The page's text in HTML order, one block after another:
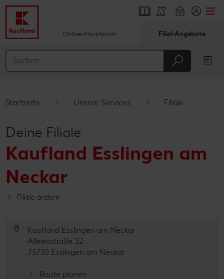
Hauptinhalt
Online-Marktplatz Filial-Angebote
Startseite Unsere Services Filiale
Deine Filiale
Kaufland Esslingen am
Neckar
Filiale ändern
Kaufland Esslingen am Neckar
Alleenstraße 32
73730 Esslingen am Neckar
Route planen